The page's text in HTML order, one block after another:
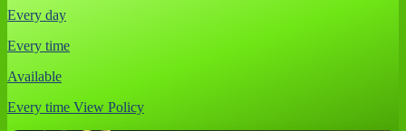
Every day
Every time
Available
Every time View Policy